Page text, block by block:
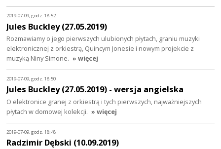
2019-07-09, godz. 18:52
Jules Buckley (27.05.2019)
Rozmawiamy o jego pierwszych ulubionych płytach, graniu muzyki
elektronicznej z orkiestrą, Quincym Jonesie i nowym projekcie z
muzyką Niny Simone. » więcej
2019-07-09, godz. 18:50
Jules Buckley (27.05.2019) - wersja angielska
O elektronice granej z orkiestrą i tych pierwszych, najważniejszych
płytach w domowej kolekcji. » więcej
2019-07-09, godz. 18:48
Radzimir Dębski (10.09.2019)